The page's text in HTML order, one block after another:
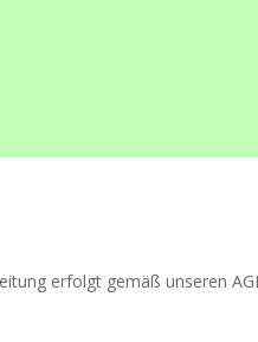
erfolgt gemäß unseren